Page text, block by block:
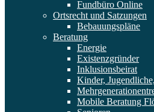
Fundbüro Online
Ortsrecht und Satzungen
Bebauungspläne
Beratung
Energie
Existenzgründer
Inklusionsbeirat
Kinder,
Mobile Beratung